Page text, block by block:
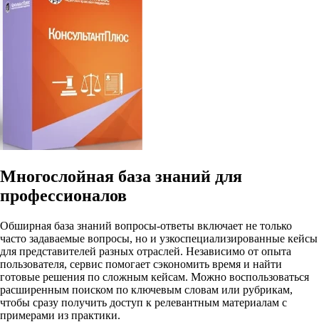
Многослойная база знаний для
профессионалов
Обширная база знаний вопросы-ответы включает не только
часто задаваемые вопросы, но и узкоспециализированные кейсы
для представителей разных отраслей. Независимо от опыта
пользователя, сервис помогает сэкономить время и найти
готовые решения по сложным кейсам. Можно воспользоваться
расширенным поиском по ключевым словам или рубрикам,
чтобы сразу получить доступ к релевантным материалам с
примерами из практики.